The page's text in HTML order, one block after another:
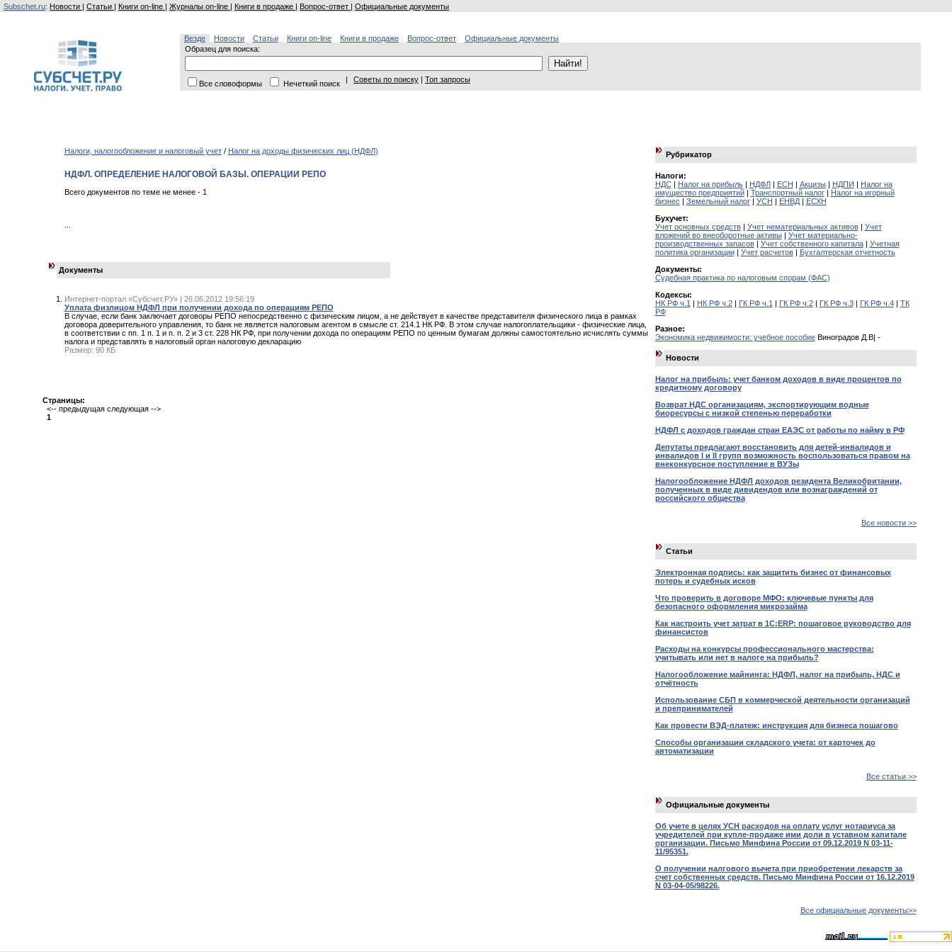
Subschet.ru: Новости | Статьи | Книги on-line | Журналы on-line | Книги в продаже | Вопрос-ответ | Официальные документы
Везде Новости Статьи Книги on-line Книги в продаже Вопрос-ответ
Официальные документы
Образец для поиска:
Все словоформы Нечеткий поиск | Советы по поиску | Топ запросы
Налоги, налогообложение и налоговый учет/ Налог на доходы физических лиц (НДФЛ)
НДФЛ. ОПРЕДЕЛЕНИЕ НАЛОГОВОЙ БАЗЫ. ОПЕРАЦИИ РЕПО
Всего документов по теме не менее - 1
...
Документы
Интернет-портал «Субсчет.РУ» | 26.06.2012 19:56:19
Уплата физлицом НДФЛ при получении дохода по операциям РЕПО
В случае, если банк заключает договоры РЕПО непосредственно с физическим лицом, а не действует в качестве представителя физического лица в рамках
договора доверительного управления, то банк не является налоговым агентом в смысле ст. 214.1 НК РФ. В этом случае налогоплательщики - физические лица,
в соответствии с пп. 1 п. 1 и п. п. 2 и 3 ст. 228 НК РФ, при получении дохода по операциям РЕПО по ценным бумагам должны самостоятельно исчислять суммы
налога и представлять в налоговый орган налоговую декларацию
Размер: 90 КБ
Страницы:
<-- предыдущая следующая -->
1
Рубрикатор
Налоги:
НДС| Налог на прибыль| НДФЛ| ЕСН | Акцизы| НДПИ | Налог на
имущество предприятий| Транспортный налог| Налог на игорный
бизнес | Земельный налог| УСН | ЕНВД| ЕСХН
Бухучет:
Учет основных средств| Учет нематериальных активов| Учет
вложений во внеоборотные активы| Учет материально-
производственных запасов| Учет собственного капитала| Учетная
политика организации| Учет расчетов| Бухгалтерская отчетность
Документы:
Судебная практика по налоговым спорам (ФАС)
Кодексы:
НК РФ ч.1 | НК РФ ч.2| ГК РФ ч.1 | ГК РФ ч.2| ГК РФ ч.3| ГК РФ ч.4| ТК
РФ
Разное:
Экономика недвижимости: учебное пособиеВиноградов Д.В| -
Новости
Налог на прибыль: учет банком доходов в виде процентов по
кредитному договору
Возврат НДС организациям, экспортирующим водные
биоресурсы с низкой степенью переработки
НДФЛ с доходов граждан стран ЕАЭС от работы по найму в РФ
Депутаты предлагают восстановить для детей-инвалидов и
инвалидов I и II групп возможность воспользоваться правом на
внеконкурсное поступление в ВУЗы
Налогообложение НДФЛ доходов резидента Великобритании,
полученных в виде дивидендов или вознаграждений от
российского общества
Все новости >>
Статьи
Электронная подпись: как защитить бизнес от финансовых
потерь и судебных исков
Что проверить в договоре МФО: ключевые пункты для
безопасного оформления микрозайма
Как настроить учет затрат в 1С:ERP: пошаговое руководство для
финансистов
Расходы на конкурсы профессионального мастерства:
учитывать или нет в налоге на прибыль?
Налогообложение майнинга: НДФЛ, налог на прибыль, НДС и
отчётность
Использование СБП в коммерческой деятельности организаций
и препринимателей
Как провести ВЭД-платеж: инструкция для бизнеса пошагово
Способы организации складского учета: от карточек до
автоматизации
Все статьи >>
Официальные документы
Об учете в целях УСН расходов на оплату услуг нотариуса за
учредителей при купле-продаже ими доли в уставном капитале
организации. Письмо Минфина России от 09.12.2019 N 03-11-
11/95351.
О получении налгового вычета при приобретении лекарств за
счет собственных средств. Письмо Минфина России от 16.12.2019
N 03-04-05/98226.
Все официальные документы>>